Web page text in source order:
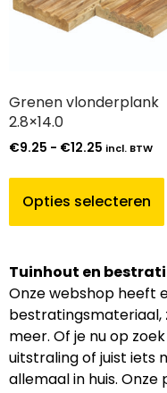
Grenen vlonderplank
2.8×14.0
€9.25 - €12.25 incl. BTW
Opties selecteren
Tuinhout en
Onze webshop heeft
bestratingsmateriaal,
meer. Of je nu op
uitstraling of juist iets
allemaal in huis.